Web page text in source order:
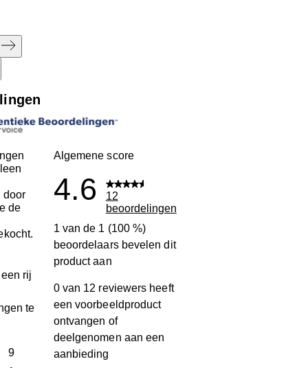
door
de
rij
te
sterren
9
Algemene score
4.6
12
beoordelingen
1 van de 1 (100 %)
beoordelaars bevelen dit
product aan
0 van 12 reviewers heeft
een voorbeeldproduct
ontvangen of
deelgenomen aan een
aanbieding